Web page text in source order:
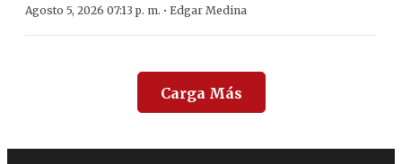
Agosto 5, 2026 07:13 p. m. · Edgar Medina
Carga Más